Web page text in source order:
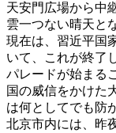
天安門広場から中
雲一つない晴天と
現在は、習近平国
いて、これが終了
パレードが始まる
国の威信をかけた
は何としてでも防
北京市内には、昨